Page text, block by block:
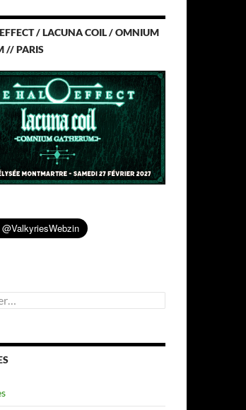
/ LACUNA COIL / OMNIUM
// PARIS